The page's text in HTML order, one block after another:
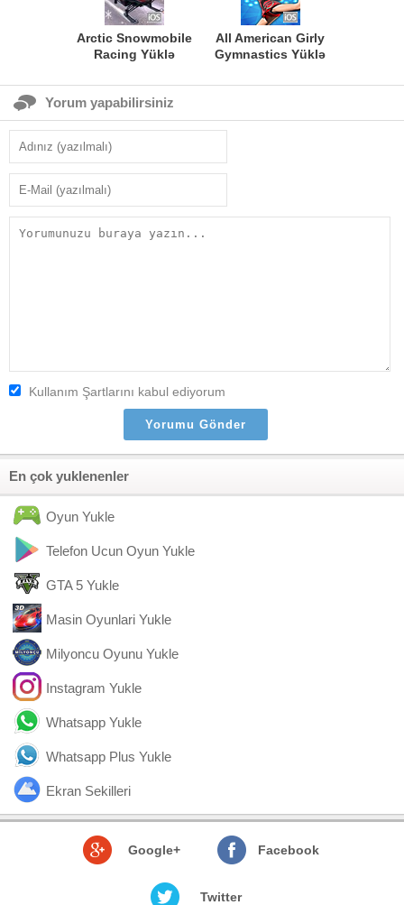
Arctic Snowmobile
Racing Yüklə
All American Girly
Gymnastics Yüklə
Yorum yapabilirsiniz
Kullanım Şartlarını kabul ediyorum
En çok yuklenenler
Oyun Yukle
Telefon Ucun Oyun Yukle
GTA 5 Yukle
Masin Oyunlari Yukle
Milyoncu Oyunu Yukle
Instagram Yukle
Whatsapp Yukle
Whatsapp Plus Yukle
Ekran Sekilleri
Google+ Facebook
Twitter